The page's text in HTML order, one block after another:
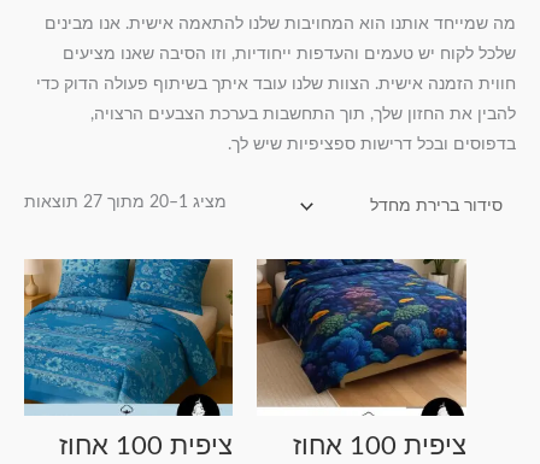
מה שמייחד אותנו הוא המחויבות שלנו להתאמה אישית. אנו מבינים
שלכל לקוח יש טעמים והעדפות ייחודיות, וזו הסיבה שאנו מציעים
חווית הזמנה אישית. הצוות שלנו עובד איתך בשיתוף פעולה הדוק כדי
להבין את החזון שלך, תוך התחשבות בערכת הצבעים הרצויה,
בדפוסים ובכל דרישות ספציפיות שיש לך.
מציג 1–20 מתוך 27 תוצאות
ציפית 100 אחוז
טווח
מחירים:
עד
⁦₪63.00⁩
למוצר
זה
יש
מספר
סוגים.
לבחור
ציפית 100 אחוז
טווח
מחירים:
⁦₪18.00⁩
עד
⁦₪63.00⁩
למוצר
זה
יש
מספר
סוגים.
לבחור